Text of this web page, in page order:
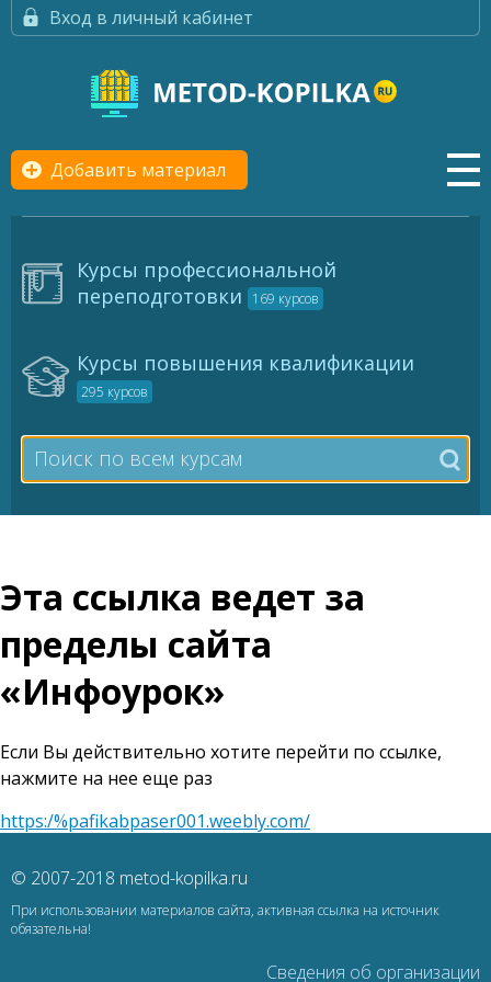
Вход в личный кабинет
Добавить материал
Курсы профессиональной
переподготовки
169 курсов
Курсы повышения квалификации
295 курсов
Эта ссылка ведет за
пределы сайта
«Инфоурок»
Если Вы действительно хотите перейти по ссылке,
нажмите на нее еще раз
https:/%pafikabpaser001.weebly.com/
© 2007-2018 metod-kopilka.ru
При использовании материалов сайта, активная ссылка на источник
обязательна!
Сведения об организации